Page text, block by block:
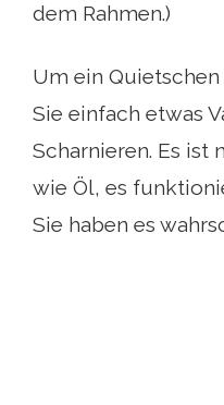
dem Rahmen.)
Um ein
Sie einfach etwas
Scharnieren. Es
wie Öl, es
Sie haben es